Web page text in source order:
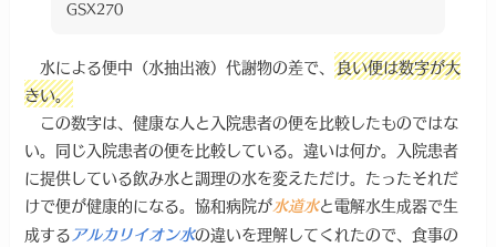
GSX270
水による便中（水抽出液）代謝物の差で、良い便は数字が大
きい。
この数字は、健康な人と入院患者の便を比較したものではな
い。同じ入院患者の便を比較している。違いは何か。入院患者
に提供している飲み水と調理の水を変えただけ。たったそれだ
けで便が健康的になる。協和病院が水道水と電解水生成器で生
成するアルカリイオン水の違いを理解してくれたので、食事の